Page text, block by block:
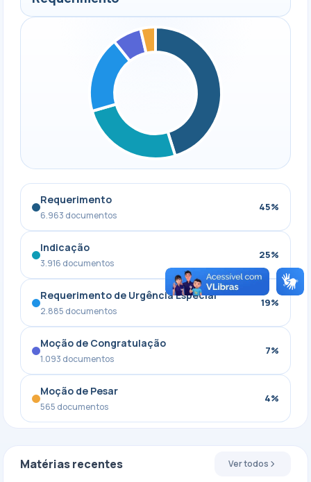
Requerimento
6.963 documentos
45%
Indicação
3.916 documentos
25%
Requerimento de Urgência Especial
2.885 documentos
19%
Moção de Congratulação
1.093 documentos
7%
Moção de Pesar
565 documentos
4%
Matérias recentes Ver todos